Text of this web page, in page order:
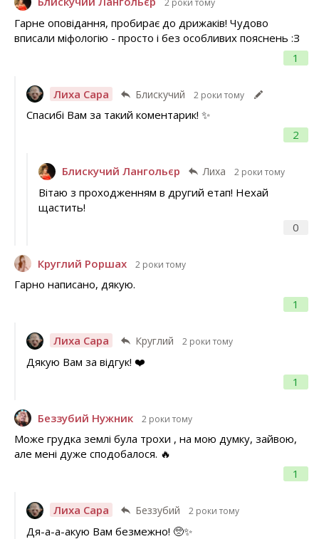
2 роки тому
1
Гарне оповідання, пробирає до дрижаків! Чудово
вписали міфологію - просто і без особливих пояснень :З
Лиха Сара Блискучий 2 роки тому
2
Спасибі Вам за такий коментарик! ✨️
Блискучий Лангольєр Лиха 2 роки тому
0
Вітаю з проходженням в другий етап! Нехай
щастить!
Круглий Роршах 2 роки тому
1
Гарно написано, дякую.
Лиха Сара Круглий 2 роки тому
1
Дякую Вам за відгук! ❤️
Беззубий Нужник 2 роки тому
1
Може грудка землі була трохи , на мою думку, зайвою,
але мені дуже сподобалося. 🔥
Лиха Сара Беззубий 2 роки тому
Дя-а-а-акую Вам безмежно! 🥺✨️